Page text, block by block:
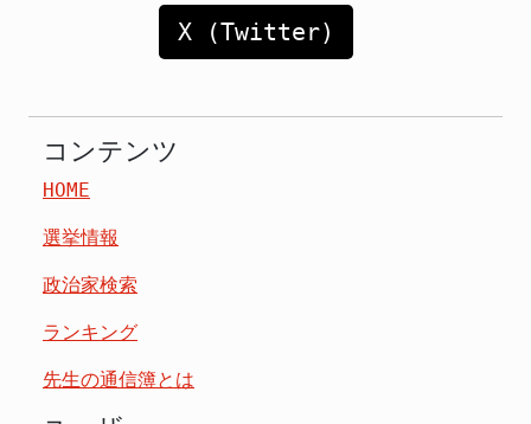
X (Twitter)
コンテンツ
HOME
選挙情報
政治家検索
ランキング
先生の通信簿とは